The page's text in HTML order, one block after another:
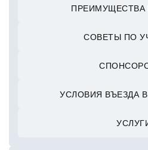
ПРЕИМУЩЕСТВА
СОВЕТЫ ПО
УСЛОВИЯ ВЪЕЗДА